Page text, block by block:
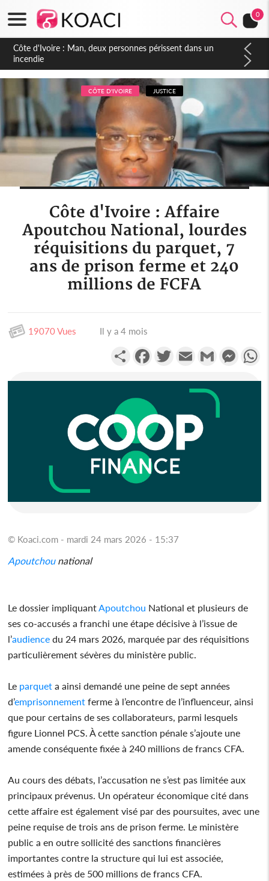
0
Côte d'Ivoire : Séileu, la célébration de la fête nationale
transformée en vaste campagne contre les produits
dépigmentants dangereux
CÔTE D'IVOIRE JUSTICE
Côte d'Ivoire : Affaire
Apoutchou National, lourdes
réquisitions du parquet, 7
ans de prison ferme et 240
millions de FCFA
19070 Vues Il y a 4 mois
PartagerFacebookTwitterEmail Gmail
© Koaci.com - mardi 24 mars 2026 - 15:37
Apoutchounational
Le dossier impliquant Apoutchou National et plusieurs de
ses co-accusés a franchi une étape décisive à l’issue de
l’audience du 24 mars 2026, marquée par des réquisitions
particulièrement sévères du ministère public.
Le parquet a ainsi demandé une peine de sept années
d’emprisonnement ferme à l’encontre de l’influenceur, ainsi
que pour certains de ses collaborateurs, parmi lesquels
figure Lionnel PCS. À cette sanction pénale s’ajoute une
amende conséquente fixée à 240 millions de francs CFA.
Au cours des débats, l’accusation ne s’est pas limitée aux
principaux prévenus. Un opérateur économique cité dans
cette affaire est également visé par des poursuites, avec une
peine requise de trois ans de prison ferme. Le ministère
public a en outre sollicité des sanctions financières
importantes contre la structure qui lui est associée,
estimées à près de 500 millions de francs CFA.